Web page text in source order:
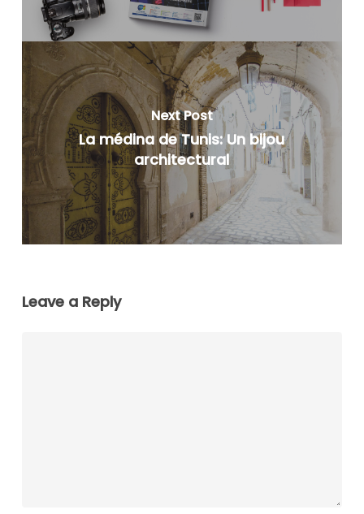
Next Post
La médina de Tunis: Un bijou
architectural
Leave a Reply